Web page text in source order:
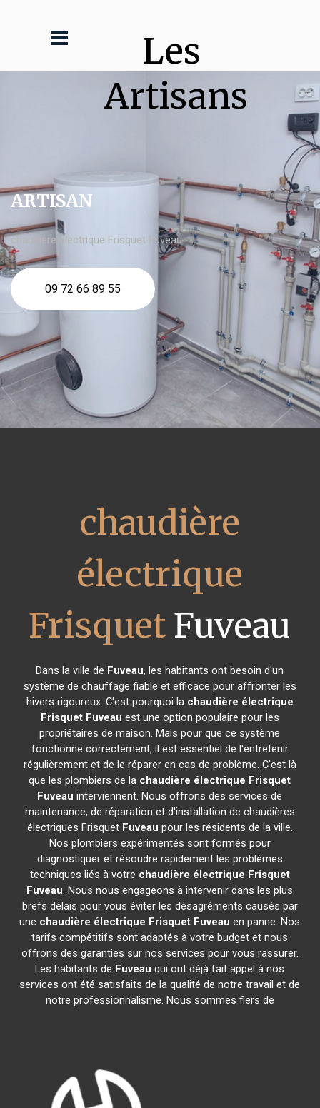
Les
Artisans
ARTISAN
chaudière électrique Frisquet Fuveau
09 72 66 89 55
chaudière
électrique
Frisquet Fuveau
Dans la ville de Fuveau, les habitants ont besoin d'un
système de chauffage fiable et efficace pour affronter les
hivers rigoureux. C'est pourquoi la chaudière électrique
Frisquet Fuveau est une option populaire pour les
propriétaires de maison. Mais pour que ce système
fonctionne correctement, il est essentiel de l'entretenir
régulièrement et de le réparer en cas de problème. C'est là
que les plombiers de la chaudière électrique Frisquet
Fuveau interviennent. Nous offrons des services de
maintenance, de réparation et d'installation de chaudières
électriques Frisquet Fuveau pour les résidents de la ville.
Nos plombiers expérimentés sont formés pour
diagnostiquer et résoudre rapidement les problèmes
techniques liés à votre chaudière électrique Frisquet
Fuveau. Nous nous engageons à intervenir dans les plus
brefs délais pour vous éviter les désagréments causés par
une chaudière électrique Frisquet Fuveau en panne. Nos
tarifs compétitifs sont adaptés à votre budget et nous
offrons des garanties sur nos services pour vous rassurer.
Les habitants de Fuveau qui ont déjà fait appel à nos
services ont été satisfaits de la qualité de notre travail et de
notre professionnalisme. Nous sommes fiers de